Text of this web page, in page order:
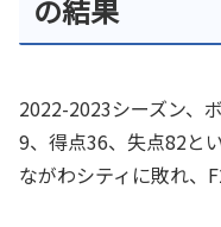
の結果
2022-2023シーズン、
9、得点36、失点82と
ながわシティに敗れ、